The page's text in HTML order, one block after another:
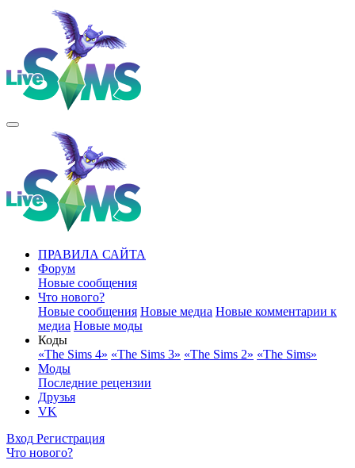
ПРАВИЛА САЙТА
Форум
Новые сообщения
Что нового?
Новые сообщения Новые медиа Новые комментарии к
медиа Новые моды
Коды
«The Sims 4» «The Sims 3» «The Sims 2» «The Sims»
Моды
Последние рецензии
Друзья
VK
Вход Регистрация
Что нового?